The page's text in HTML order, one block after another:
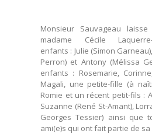
Monsieur Sauvageau
madame Cécile
enfants : Julie (Simon
Perron) et Antony (Mélissa
enfants : Rosemarie,
Magali, une petite-fille (à
Romie et un récent petit-fils :
Suzanne (René St-Amant),
Georges Tessier) ainsi que
ami(e)s qui ont fait partie de sa